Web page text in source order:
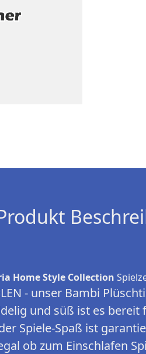
Home Style Collection
- unser Bambi
und süß ist es bereit
Spiele-Spaß ist
egal ob zum Einschlafen